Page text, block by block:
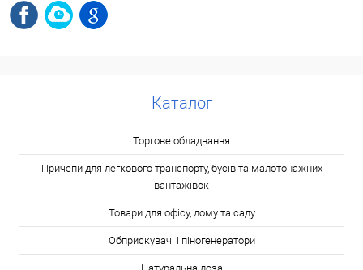
Каталог
Торгове обладнання
Причепи для легкового транспорту, бусів та малотонажних
вантажівок
Товари для офісу, дому та саду
Обприскувачі і піногенератори